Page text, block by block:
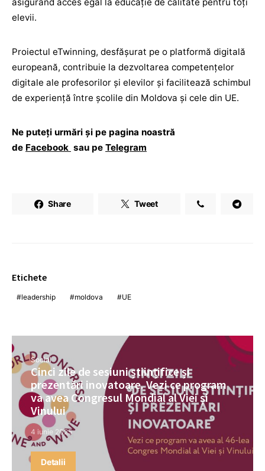
elevii.
Proiectul eTwinning, desfășurat pe o platformă digitală
europeană, contribuie la dezvoltarea competențelor
digitale ale profesorilor și elevilor și facilitează schimbul
de experiență între școlile din Moldova și cele din UE.
Ne puteți urmări și pe pagina noastră
de Facebook sau pe Telegram
Share Tweet
Etichete
leadership moldova UE
Social
Cinci zile de sesiuni științifice și
prezentări inovatoare. Vezi ce program
va avea Congresul Mondial al Viei și
Vinului
4 iunie 2025
Detalii